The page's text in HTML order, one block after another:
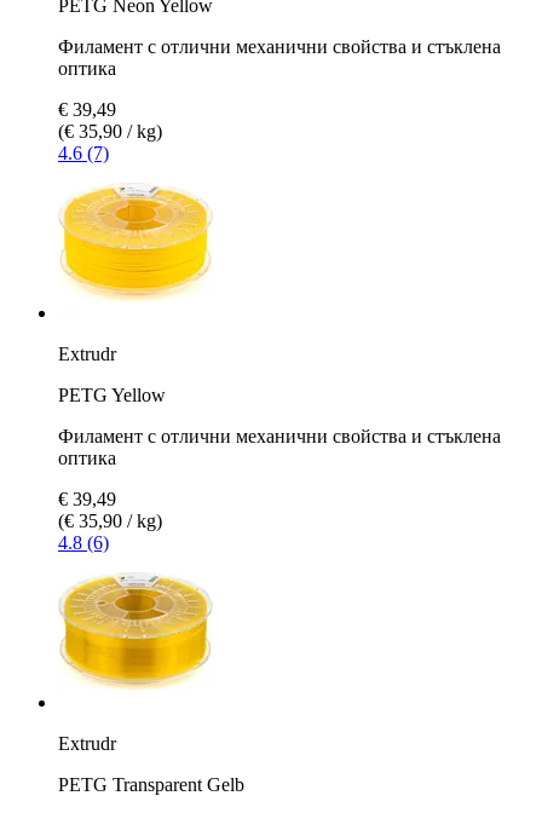
PETG Neon Yellow
Филамент с отлични механични свойства и стъклена
оптика
€ 39,49
(€ 35,90 / kg)
4.6 (7)
Extrudr
PETG Yellow
Филамент с отлични механични свойства и стъклена
оптика
€ 39,49
(€ 35,90 / kg)
4.8 (6)
Extrudr
PETG Transparent Gelb